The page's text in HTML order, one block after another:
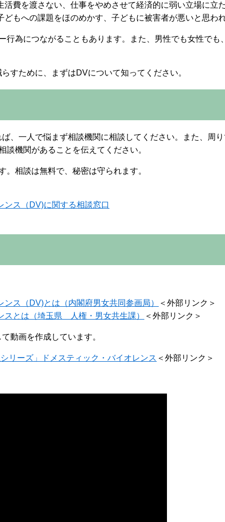
さない、仕事をやめさせて経済的に弱い立場に立
もへの課題をほのめかす、子どもに被害者が悪いと思
行為につながることもあります。また、男性でも女性でも
すために、まずはDVについて知ってください。
、一人で悩まず相談機関に相談してください。また、周
談機関があることを伝えてください。
。相談は無料で、秘密は守られます。
ンス（DV)に関する相談窓口
ンス（DV)とは（内閣府男女共同参画局）
＜外部リンク＞
スとは（埼玉県 人権・男女共生課）
＜外部リンク＞
動画を作成しています。
リーズ」ドメスティック・バイオレンス ＜外部リンク＞